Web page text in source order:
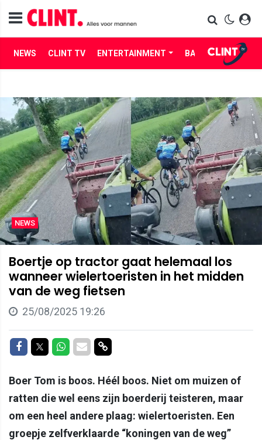
NEWS CLINT TV ENTERTAINMENT BABES LIFE
NEWS
Boertje op tractor gaat helemaal los
wanneer wielertoeristen in het midden
van de weg fietsen
25/08/2025 19:26
Delen op Facebook
Delen op Twitter
Delen op Whatsapp
Delen via Mail
Delen via link
Boer Tom is boos. Héél boos. Niet om muizen of
ratten die wel eens zijn boerderij teisteren, maar
om een heel andere plaag: wielertoeristen. Een
groepje zelfverklaarde “koningen van de weg”